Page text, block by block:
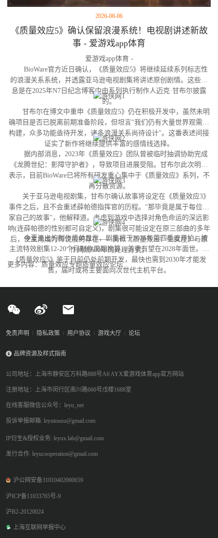
2026-08-06
《质量效应5》确认保留浪漫系统！电视剧讲述新故
事 - 爱游戏app体育
爱游戏app体育 -
BioWare官方近日确认，《质量效应5》将继续延续系列标志性
的浪漫关系系统，并透露亚马逊电视剧集将讲述原创剧情。这些消
息是在2025年N7日纪念博客中由系列执行制作人迈克·甘布尔披露
的。
甘布尔在博文中重申《质量效应5》仍在积极开发中，虽然未明
确项目是否已脱离前期准备阶段，但坦言"我们仍有大量世界观需要
构建，众多功能亟待开发，诸多浪漫关系尚待设计"。这番表述间接
证实了新作将继续提供丰富的感情线选择。
据内部消息，2023年《质量效应》团队曾被临时抽调协助完成
《龙腾世纪：影障守护者》，导致项目进展受阻。甘布尔此次明确
表示，目前BioWare已将所有研发重心集中于《质量效应》系列，不
再分散资源。
关于亚马逊电视剧集，甘布尔确认故事将设定在《质量效应3》
事件之后，且不会重述薛帕德指挥官的历程。"那毕竟是属于每位玩
家自己的故事"，他解释道。考虑到游戏中选择对角色命运的深远影
响(连薛帕德的性别都可自定义)，剧集很可能设定在原三部曲的多年
后，使主角成为传说般的存在——类似《质量效应：仙女座》与原
作间隔600年的处理方式。
今夏流出的制作清单显示，剧集将于2026年第四季度开拍。按
主流特效剧集12-20个月制作周期推算，首季有望在2028年面世。而
《质量效应5》鉴于目前仍处前期开发，最快也需到2030年才能发
售，届时或将主要面向次世代主机平台。
更多内容：质量效应专题质量效应论坛
免责声明 隐私政策 用户协议 游戏大厅 论坛
品牌资源及样式指南
公司地址：上海市静安区万科路888号A6 AYX爱游戏体育app官方网站
注册地址：上海市闵行区南川路666号戊楼1688室
在线客服微信公众号：leyu_net
投诉举报邮箱: leyutousu@gmail.com
IP衍生&授权业务: leyux.lab@gmail.com
发行合作: leyucooperation@gmail.com
沪公网安备31010402000659
沪ICP备11033765号-9
沪B2-20120024
上海互联网举报中心